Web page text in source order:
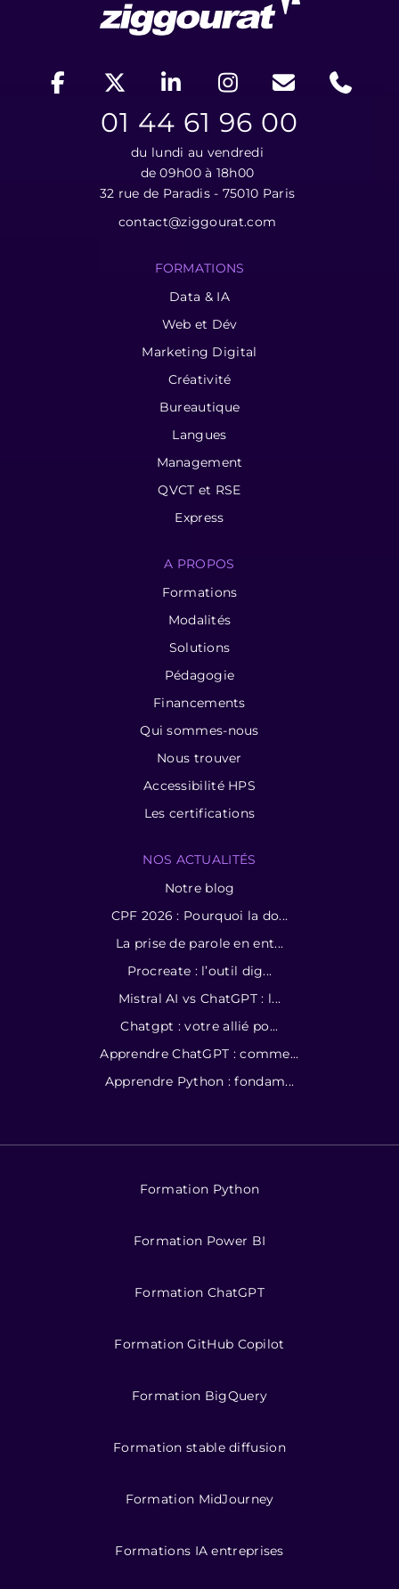
01 44 61 96 00
du lundi au vendredi
de 09h00 à 18h00
32 rue de Paradis - 75010 Paris
contact@ziggourat.com
FORMATIONS
Data & IA
Web et Dév
Marketing Digital
Créativité
Bureautique
Langues
Management
QVCT et RSE
Express
A PROPOS
Formations
Modalités
Solutions
Pédagogie
Financements
Qui sommes-nous
Nous trouver
Accessibilité HPS
Les certifications
NOS ACTUALITÉS
Notre blog
CPF 2026 : Pourquoi la do...
La prise de parole en ent...
Procreate : l’outil dig...
Mistral AI vs ChatGPT : l...
Chatgpt : votre allié po...
Apprendre ChatGPT : comme...
Apprendre Python : fondam...
Formation Python
Formation Power BI
Formation ChatGPT
Formation GitHub Copilot
Formation BigQuery
Formation stable diffusion
Formation MidJourney
Formations IA entreprises